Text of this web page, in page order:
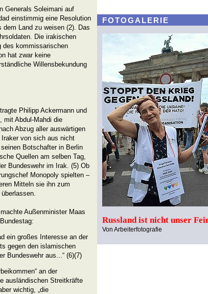
Generals Soleimani auf
einstimmig eine Resolution
Land zu weisen (2). Das
Die irakischen
des kommissarischen
hat zwar keine
Willensbekundung
Philipp Ackermann und
mit Abdul-Mahdi die
Abzug aller auswärtigen
von sich aus nicht
Botschafter in Berlin
Quellen am selben Tag,
Bundeswehr im Irak. (5) Ob
Monopoly spielten –
Mitteln sie ihn zum
Außenminister Maas
ein großes Interesse an der
gegen den islamischen
Bundeswehr aus...“ (6)(7)
an der
ausländischen Streitkräfte
wichtig, „die
FOTOGALERIE
Russland ist nicht unser
Von Arbeiterfotografie